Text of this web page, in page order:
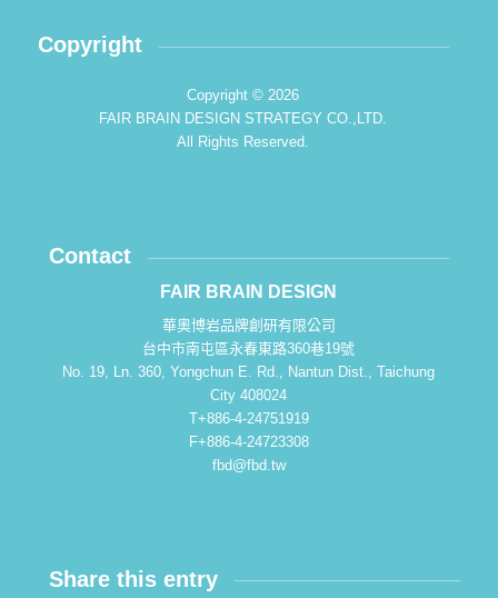
Copyright
Copyright © 2026
FAIR BRAIN DESIGN STRATEGY CO.,LTD.
All Rights Reserved.
Contact
FAIR BRAIN DESIGN
華奧博岩品牌創研有限公司
台中市南屯區永春東路360巷19號
No. 19, Ln. 360, Yongchun E. Rd., Nantun Dist., Taichung
City 408024
T+886-4-24751919
F+886-4-24723308
fbd@fbd.tw
Share this entry